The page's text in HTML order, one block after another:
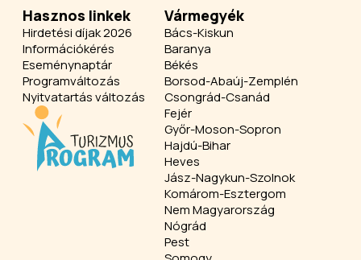
Hasznos linkek
Hirdetési díjak 2026
Információkérés
Eseménynaptár
Programváltozás
Nyitvatartás változás
Vármegyék
Bács-Kiskun
Baranya
Békés
Borsod-Abaúj-Zemplén
Csongrád-Csanád
Fejér
Győr-Moson-Sopron
Hajdú-Bihar
Heves
Jász-Nagykun-Szolnok
Komárom-Esztergom
Nem Magyarország
Nógrád
Pest